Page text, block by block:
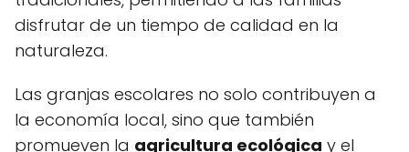
disfrutar de un tiempo de calidad en la
naturaleza.
Las granjas escolares no solo contribuyen a
la economía local, sino que también
promueven la agricultura ecológica y el